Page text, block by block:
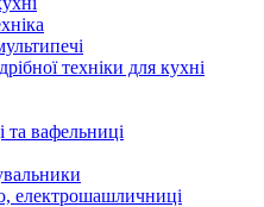
техніки для кухні
та вафельниці
електрошашличниці